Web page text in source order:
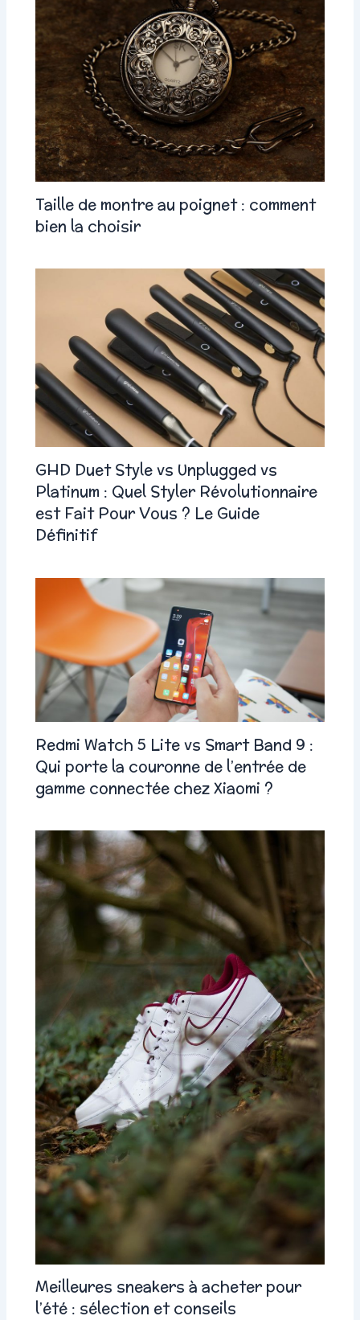
Taille de montre au poignet : comment
bien la choisir
GHD Duet Style vs Unplugged vs
Platinum : Quel Styler Révolutionnaire
est Fait Pour Vous ? Le Guide
Définitif
Redmi Watch 5 Lite vs Smart Band 9 :
Qui porte la couronne de l’entrée de
gamme connectée chez Xiaomi ?
Meilleures sneakers à acheter pour
l’été : sélection et conseils